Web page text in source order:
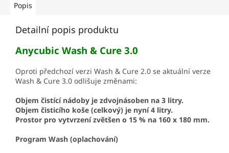
Popis
Detailní popis produktu
Anycubic Wash & Cure 3.0
Oproti předchozí verzi Wash & Cure 2.0 se aktuální verze
Wash & Cure 3.0 odlišuje změnami:
Objem čistící nádoby je zdvojnásoben na 3 litry.
Objem čisticího koše (celkový) je nyní 4 litry.
Prostor pro vytvrzení zvětšen o 15 % na 160 x 180 mm.
Program Wash (oplachování)